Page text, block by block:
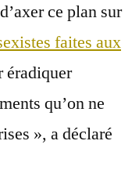
ce plan sur
faites aux
qu’on ne
», a déclaré